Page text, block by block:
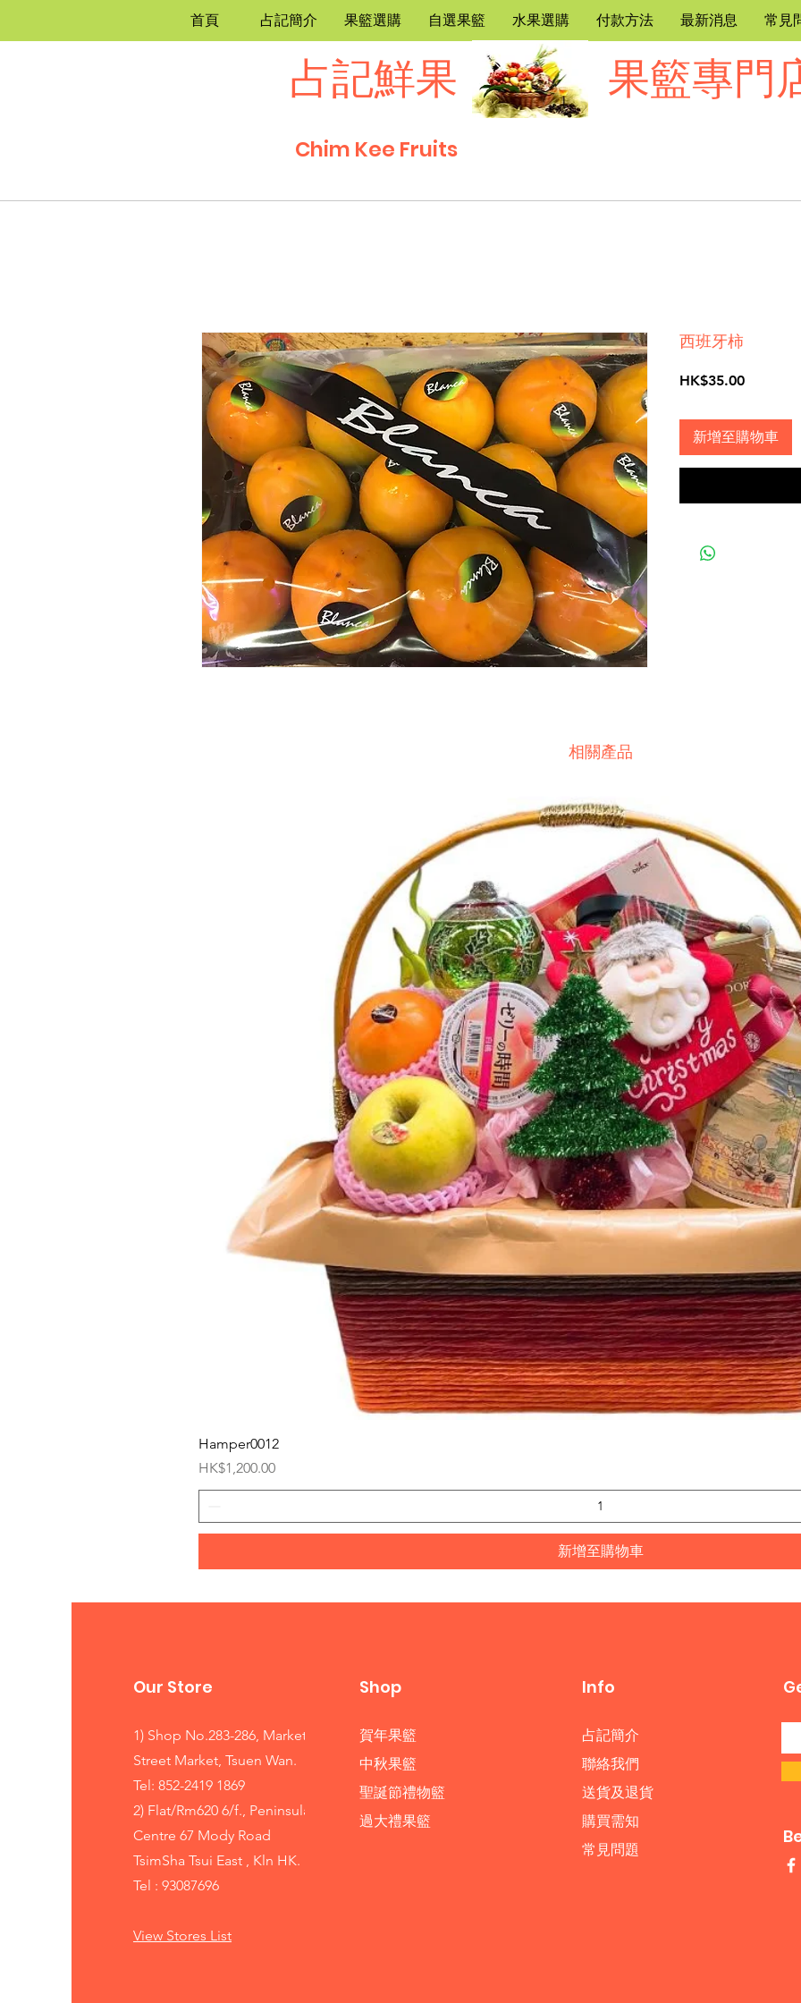
首頁 占記簡介 果籃選購 自選果籃 水果選購 付款方法 最新消息 常見
占記鮮果 果籃專門
Chim Kee Fruits
西班牙柿
HK$35.00價
新增至購物車
相關產品
Hamper0012
價格
HK$1,200.00
新增至購物車
Our Store
1) Shop No.283-286, Market
Street Market, Tsuen Wan.
Tel: 852-2419 1869
2) Flat/Rm620 6/f., Peninsula
Centre 67 Mody Road
TsimSha Tsui East , Kln HK.
Tel : 93087696
View Stores List
Shop
賀年果籃
中秋果籃
聖誕節禮物籃
​過大禮果籃
Info
占記簡介
​聯絡我們
送貨及退貨
購買需知
常見問題